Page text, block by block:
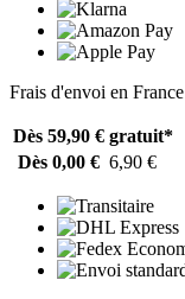
Frais d'envoi en France
Dès 59,90 € gratuit*
Dès 0,00 € 6,90 €